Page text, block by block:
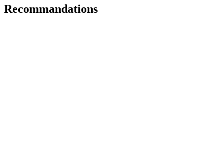
Recommandations